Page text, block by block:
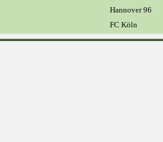
Hannover 96
FC Köln